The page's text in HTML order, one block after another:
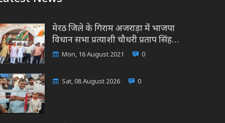
मेरठ जिले के गिराम अजराड़ा में भाजपा
विधान सभा प्रत्याशी चौधरी प्रताप सिंह…
Mon, 16 August 2021 0
Sat, 08 August 2026 0